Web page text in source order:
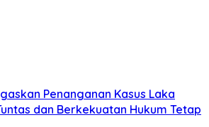
Penanganan Kasus Laka
dan Berkekuatan Hukum Tetap